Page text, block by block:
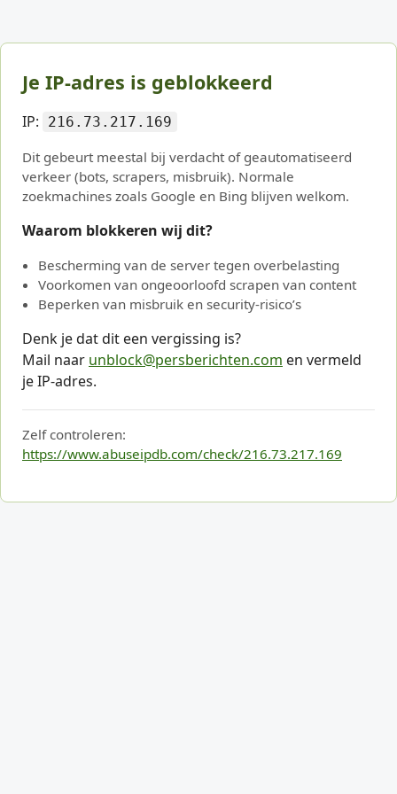
Je IP-adres is geblokkeerd
IP: 216.73.217.169
Dit gebeurt meestal bij verdacht of geautomatiseerd
verkeer (bots, scrapers, misbruik). Normale
zoekmachines zoals Google en Bing blijven welkom.
Waarom blokkeren wij dit?
Bescherming van de server tegen overbelasting
Voorkomen van ongeoorloofd scrapen van content
Beperken van misbruik en security-risico’s
Denk je dat dit een vergissing is?
Mail naar unblock@persberichten.com en vermeld
je IP-adres.
Zelf controleren:
https://www.abuseipdb.com/check/216.73.217.169